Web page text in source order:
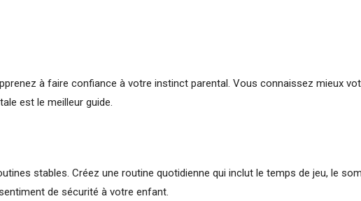
à faire confiance à votre instinct parental. Vous connaissez mieux
est le meilleur guide.
stables. Créez une routine quotidienne qui inclut le temps de jeu, le
de sécurité à votre enfant.